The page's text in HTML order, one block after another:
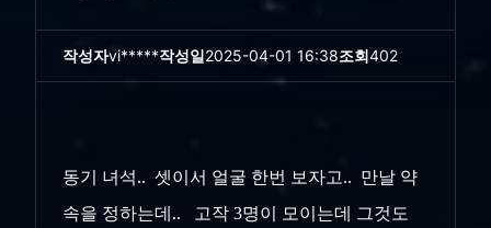
작성자vi*****작성일2025-04-01 16:38조회402
동기 녀석.. 셋이서 얼굴 한번 보자고.. 만날 약
속을 정하는데.. 고작 3명이 모이는데 그것도